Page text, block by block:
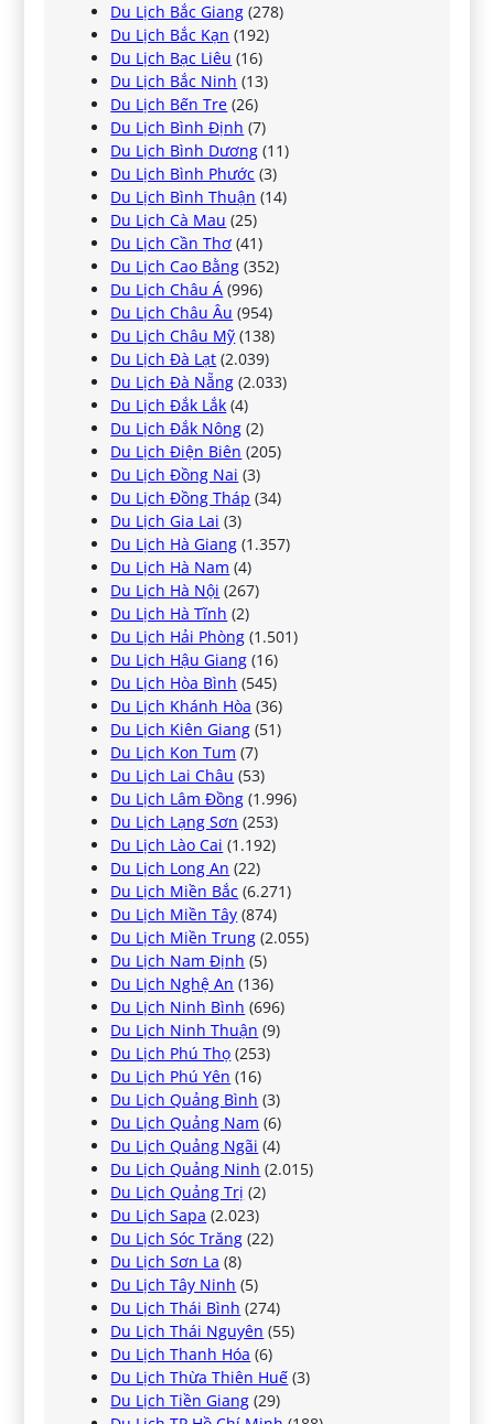
Du Lịch Bắc Giang (278)
Du Lịch Bắc Kạn (192)
Du Lịch Bạc Liêu (16)
Du Lịch Bắc Ninh (13)
Du Lịch Bến Tre (26)
Du Lịch Bình Định (7)
Du Lịch Bình Dương (11)
Du Lịch Bình Phước (3)
Du Lịch Bình Thuận (14)
Du Lịch Cà Mau (25)
Du Lịch Cần Thơ (41)
Du Lịch Cao Bằng (352)
Du Lịch Châu Á (996)
Du Lịch Châu Âu (954)
Du Lịch Châu Mỹ (138)
Du Lịch Đà Lạt (2.039)
Du Lịch Đà Nẵng (2.033)
Du Lịch Đắk Lắk (4)
Du Lịch Đắk Nông (2)
Du Lịch Điện Biên (205)
Du Lịch Đồng Nai (3)
Du Lịch Đồng Tháp (34)
Du Lịch Gia Lai (3)
Du Lịch Hà Giang (1.357)
Du Lịch Hà Nam (4)
Du Lịch Hà Nội (267)
Du Lịch Hà Tĩnh (2)
Du Lịch Hải Phòng (1.501)
Du Lịch Hậu Giang (16)
Du Lịch Hòa Bình (545)
Du Lịch Khánh Hòa (36)
Du Lịch Kiên Giang (51)
Du Lịch Kon Tum (7)
Du Lịch Lai Châu (53)
Du Lịch Lâm Đồng (1.996)
Du Lịch Lạng Sơn (253)
Du Lịch Lào Cai (1.192)
Du Lịch Long An (22)
Du Lịch Miền Bắc (6.271)
Du Lịch Miền Tây (874)
Du Lịch Miền Trung (2.055)
Du Lịch Nam Định (5)
Du Lịch Nghệ An (136)
Du Lịch Ninh Bình (696)
Du Lịch Ninh Thuận (9)
Du Lịch Phú Thọ (253)
Du Lịch Phú Yên (16)
Du Lịch Quảng Bình (3)
Du Lịch Quảng Nam (6)
Du Lịch Quảng Ngãi (4)
Du Lịch Quảng Ninh (2.015)
Du Lịch Quảng Trị (2)
Du Lịch Sapa (2.023)
Du Lịch Sóc Trăng (22)
Du Lịch Sơn La (8)
Du Lịch Tây Ninh (5)
Du Lịch Thái Bình (274)
Du Lịch Thái Nguyên (55)
Du Lịch Thanh Hóa (6)
Du Lịch Thừa Thiên Huế (3)
Du Lịch Tiền Giang (29)